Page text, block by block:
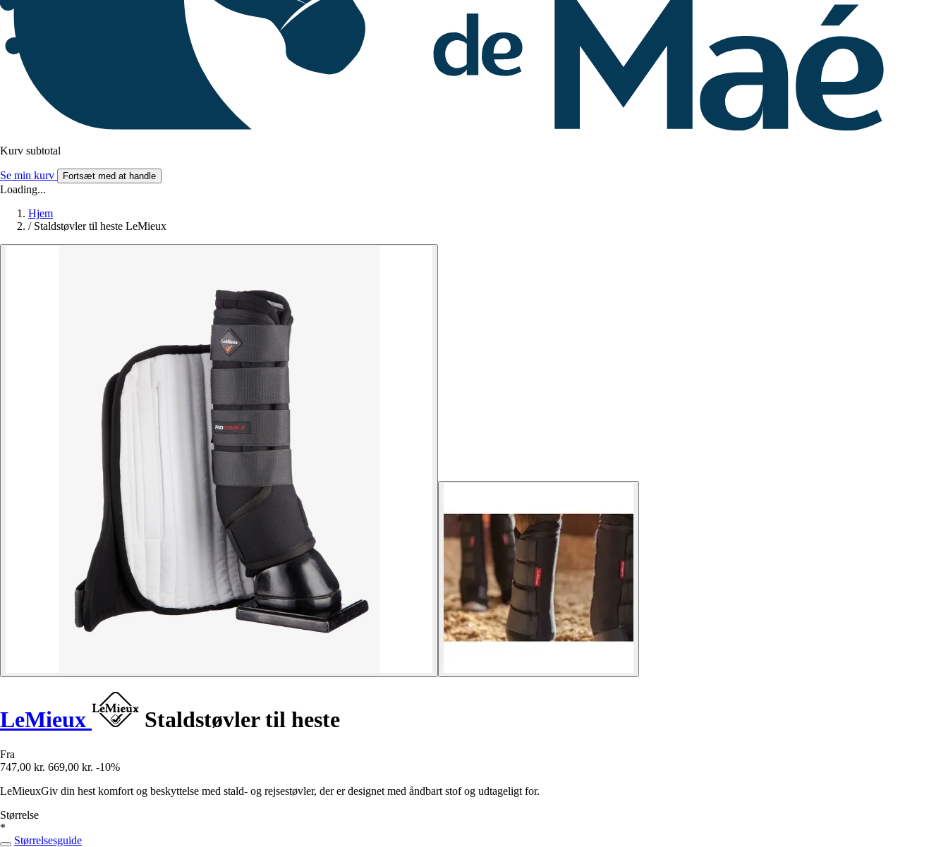
Kurv subtotal
Se min kurv Fortsæt med at handle
Loading...
Hjem
/ Staldstøvler til heste LeMieux
LeMieux Staldstøvler til heste
Fra
747,00 kr. 669,00 kr. -10%
LeMieuxGiv din hest komfort og beskyttelse med stald- og rejsestøvler, der er designet med åndbart stof og udtageligt for.
Størrelse
*
Størrelsesguide